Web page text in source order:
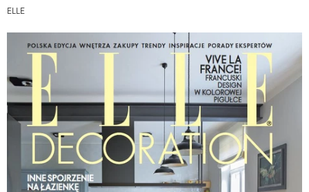
ELLE